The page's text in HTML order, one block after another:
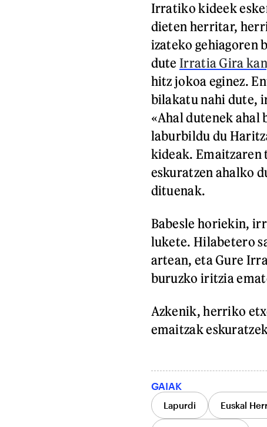
Irratiko kideek
dieten herritar,
izateko gehiagoren
dute Irratia Gira
hitz jokoa eginez.
bilakatu nahi dute,
«Ahal dutenek ahal
laburbildu du
kideak. Emaitzaren
eskuratzen ahalko
dituenak.
Babesle horiekin,
lukete. Hilabetero
artean, eta Gure
buruzko iritzia
Azkenik, herriko
emaitzak
GAIAK
Lapurdi Euskal